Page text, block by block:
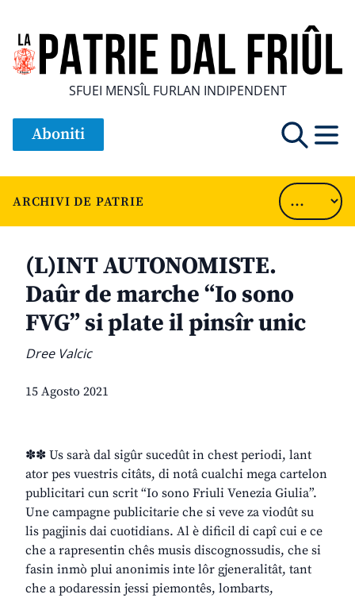
SFUEI MENSÎL FURLAN INDIPENDENT
Aboniti
ARCHIVI DE PATRIE
(L)INT AUTONOMISTE.
Daûr de marche “Io sono
FVG” si plate il pinsîr unic
Dree Valcic
15 Agosto 2021
✽✽ Us sarà dal sigûr sucedût in chest periodi, lant
ator pes vuestris citâts, di notâ cualchi mega cartelon
publicitari cun scrit “Io sono Friuli Venezia Giulia”.
Une campagne publicitarie che si veve za viodût su
lis pagjinis dai cuotidians. Al è dificil di capî cui e ce
che a rapresentin chês musis discognossudis, che si
fasin inmò plui anonimis inte lôr gjeneralitât, tant
che a podaressin jessi piemontês, lombarts,